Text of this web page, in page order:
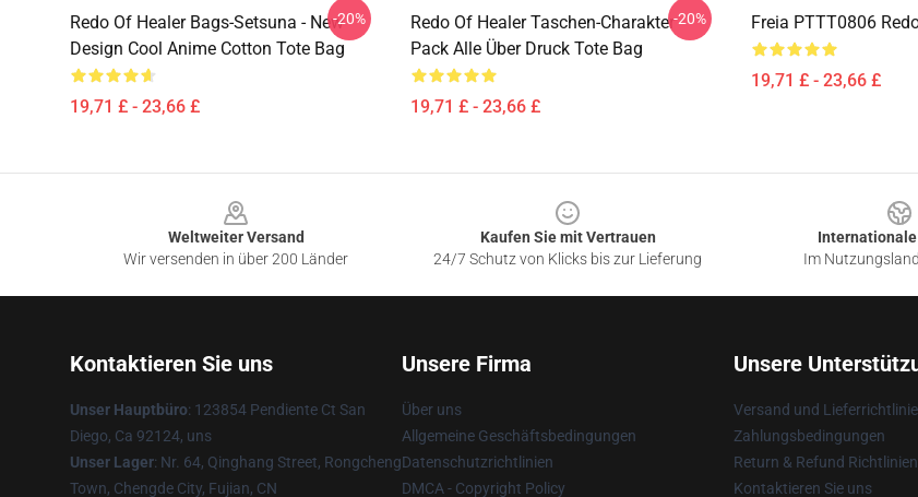
Redo Of Healer Bags-Setsuna - New
Design Cool Anime Cotton Tote Bag
19,71 £ - 23,66 £
-20%
Redo Of Healer Taschen-Charakter
Pack Alle Über Druck Tote Bag
19,71 £ - 23,66 £
-20% Freia PTTT0806
19,71 £ - 23,66 £
Weltweiter Versand
Wir versenden in über 200 Länder
Kaufen Sie mit Vertrauen
24/7 Schutz von Klicks bis zur Lieferung
Im
Kontaktieren Sie uns
Unser Hauptbüro: 123854 Pendiente Ct San
Diego, Ca 92124, uns
Unser Lager: Nr. 64, Qinghang Street, Rongcheng
Town, Chengde City, Fujian, CN
Unsere Firma
Über uns
Allgemeine Geschäftsbedingungen
Datenschutzrichtlinien
DMCA - Copyright Policy
Unsere
Versand und
Zahlungsbedingungen
Return & Refund Richtlinien
Kontaktieren Sie uns